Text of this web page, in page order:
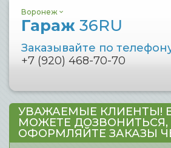
Воронеж
Гараж 36RU
Заказывайте по
+7 (920) 468-70-70
УВАЖАЕМЫЕ КЛИЕНТЫ!
МОЖЕТЕ ДОЗВОНИТЬСЯ,
ОФОРМЛЯЙТЕ ЗАКАЗЫ